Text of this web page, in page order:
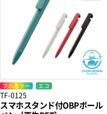
フルカラー エコ
TF-0125
スマホスタンド付OBPボール